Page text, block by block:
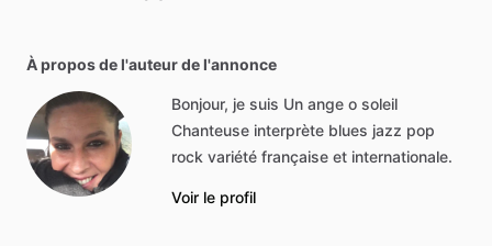
À propos de l'auteur de l'annonce
Bonjour, je suis Un ange o soleil
Chanteuse interprète blues jazz pop
rock variété française et internationale.
Voir le profil